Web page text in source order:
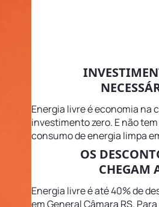
Energia livre é economia na
investimento zero. E não
consumo de energia limpa
OS
CHEGAM
Energia livre é até 40% de
em General Câmara RS.